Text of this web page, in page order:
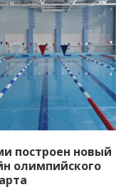
построен новый
олимпийского